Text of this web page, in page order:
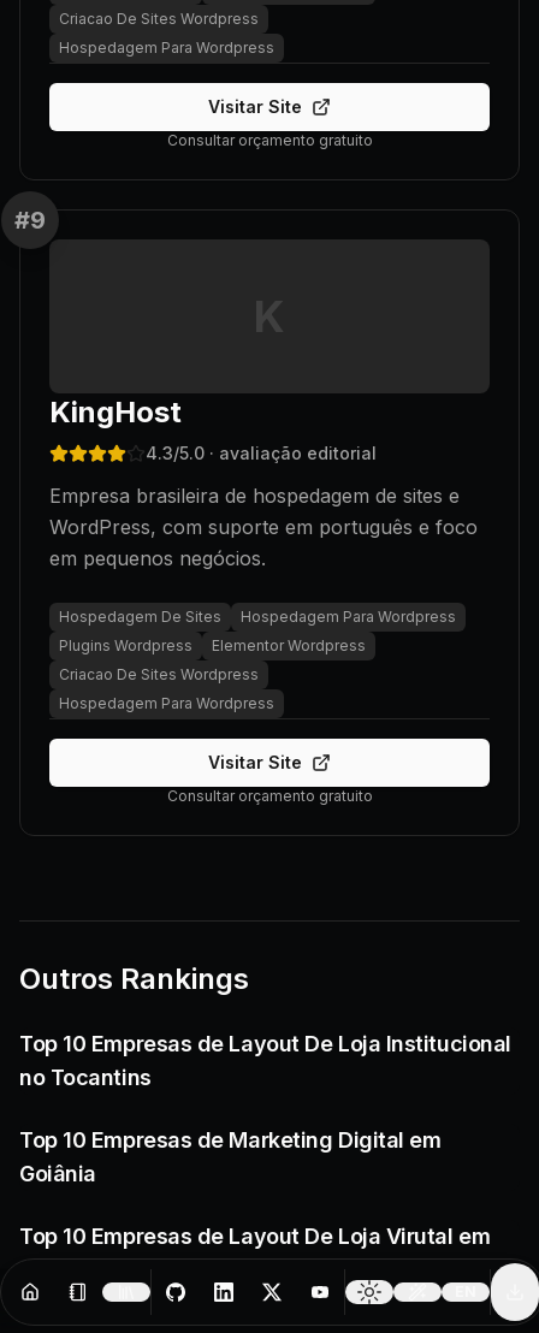
Criacao De Sites Wordpress
Hospedagem Para Wordpress
Visitar Site
Consultar orçamento gratuito
#9
K
KingHost
4.3/5.0 · avaliação editorial
Empresa brasileira de hospedagem de sites e
WordPress, com suporte em português e foco
em pequenos negócios.
Hospedagem De Sites
Hospedagem Para Wordpress
Plugins Wordpress
Elementor Wordpress
Criacao De Sites Wordpress
Hospedagem Para Wordpress
Visitar Site
Consultar orçamento gratuito
Outros Rankings
Top 10 Empresas de Layout De Loja Institucional
no Tocantins
Top 10 Empresas de Marketing Digital em
Goiânia
Top 10 Empresas de Layout De Loja Virutal em
Resources Creator Tools
Change